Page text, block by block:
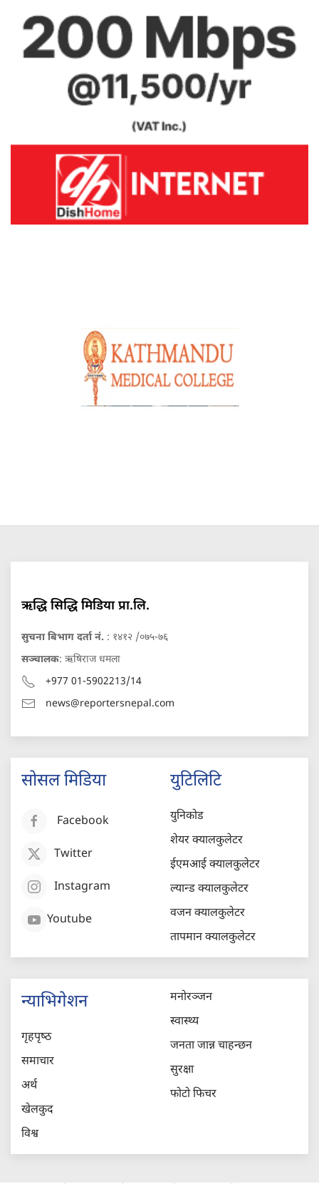
ऋद्धि सिद्धि मिडिया प्रा.लि.
सुचना बिभाग दर्ता नं. : १४१२ /०७५-७६
सञ्चालक: ऋषिराज धमला
+977 01-5902213/14
news@reportersnepal.com
सोसल मिडिया
Facebook
Twitter
Instagram
Youtube
युटिलिटि
युनिकोड
शेयर क्यालकुलेटर
ईएमआई क्यालकुलेटर
ल्यान्ड क्यालकुलेटर
वजन क्यालकुलेटर
तापमान क्यालकुलेटर
न्याभिगेशन
गृहपृष्‍ठ
समाचार
अर्थ
खेलकुद
विश्व
मनोरञ्जन
स्वास्थ्य
जनता जान्न चाहन्छन
सुरक्षा
फोटो फिचर